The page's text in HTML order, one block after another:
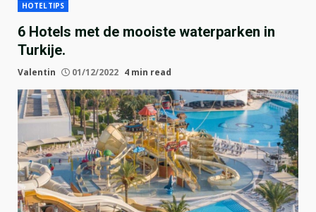
HOTELTIPS
6 Hotels met de mooiste waterparken in
Turkije.
Valentin 01/12/2022 4 min read